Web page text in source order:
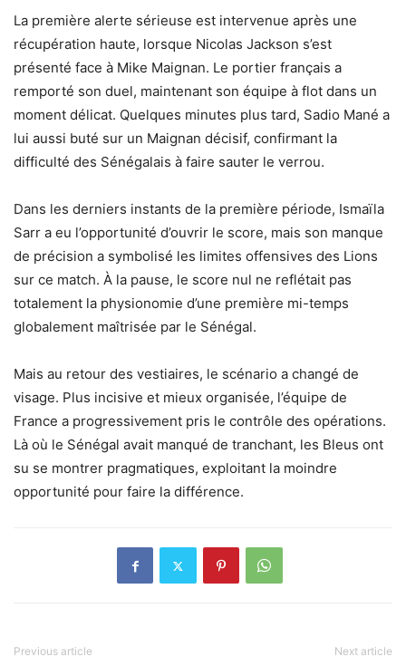
La première alerte sérieuse est intervenue après une
récupération haute, lorsque Nicolas Jackson s’est
présenté face à Mike Maignan. Le portier français a
remporté son duel, maintenant son équipe à flot dans un
moment délicat. Quelques minutes plus tard, Sadio Mané a
lui aussi buté sur un Maignan décisif, confirmant la
difficulté des Sénégalais à faire sauter le verrou.
Dans les derniers instants de la première période, Ismaïla
Sarr a eu l’opportunité d’ouvrir le score, mais son manque
de précision a symbolisé les limites offensives des Lions
sur ce match. À la pause, le score nul ne reflétait pas
totalement la physionomie d’une première mi-temps
globalement maîtrisée par le Sénégal.
Mais au retour des vestiaires, le scénario a changé de
visage. Plus incisive et mieux organisée, l’équipe de
France a progressivement pris le contrôle des opérations.
Là où le Sénégal avait manqué de tranchant, les Bleus ont
su se montrer pragmatiques, exploitant la moindre
opportunité pour faire la différence.
Previous article Next article